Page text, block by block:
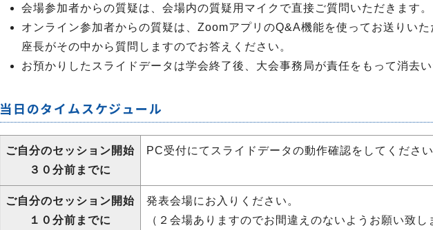
会場参加者からの質疑は、会場内の質疑用マイクで直接ご質問いただきます。
オンライン参加者からの質疑は、ZoomアプリのQ&A機能を使ってお送りいた
座長がその中から質問しますのでお答えください。
お預かりしたスライドデータは学会終了後、大会事務局が責任をもって消去い
当日のタイムスケジュール
ご自分のセッション開始
３０分前までに
PC受付にてスライドデータの動作確認をしてください
ご自分のセッション開始
１０分前までに
発表会場にお入りください。
（２会場ありますのでお間違えのないようお願い致し